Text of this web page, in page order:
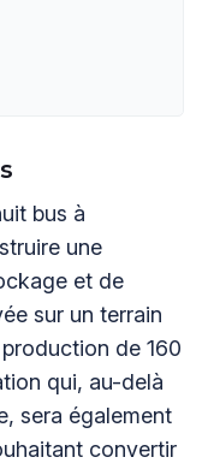
bus à
une
et de
sur un terrain
de 160
qui, au-delà
sera également
convertir